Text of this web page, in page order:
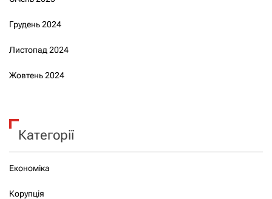
Грудень 2024
Листопад 2024
Жовтень 2024
Категорії
Економіка
Корупція